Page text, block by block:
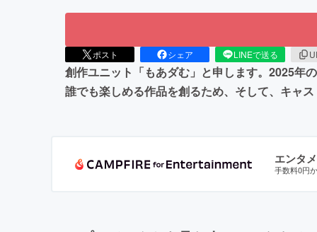
ポスト シェア LINEで送る
創作ユニット「もあダむ」と申します。2025年
誰でも楽しめる作品を創るため、そして、キャ
エンタ
手数料0円